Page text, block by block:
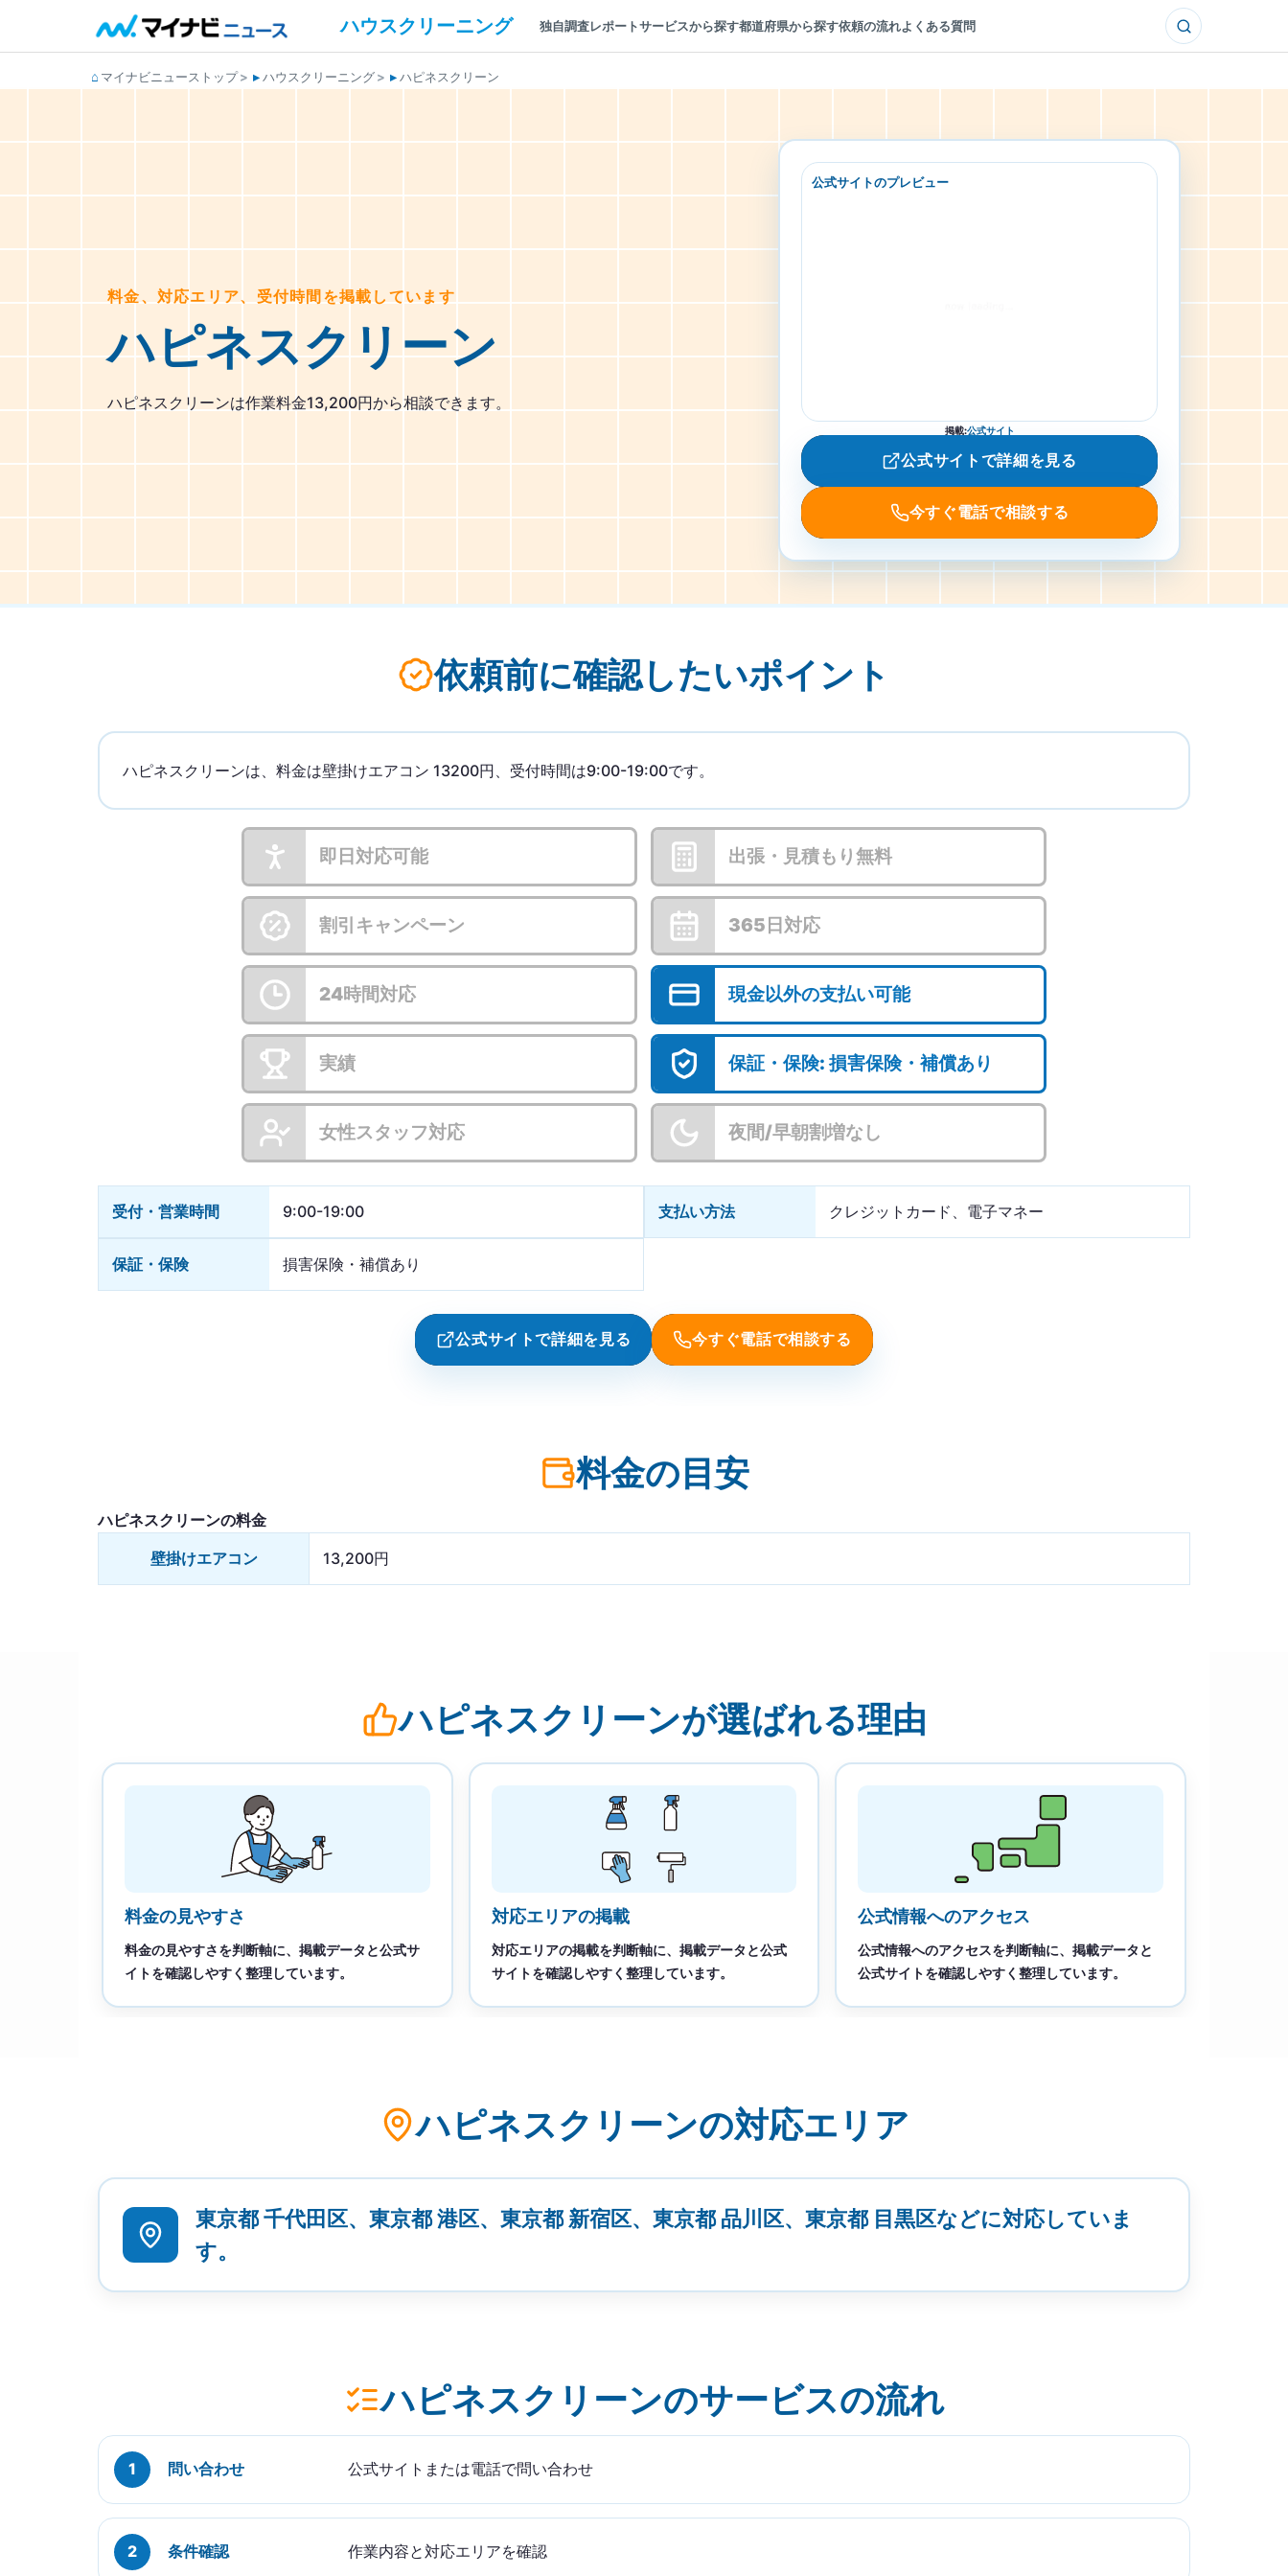
ハウスクリーニング 独自調査レポートサービスから探す都道府県から探す依頼の流れよくある質問
マイナビニューストップ ハウスクリーニング ハピネスクリーン
料金、対応エリア、受付時間を掲載しています
ハピネスクリーン
ハピネスクリーンは作業料金13,200円から相談できます。
公式サイトのプレビュー
掲載:公式サイト
公式サイトで詳細を見る
今すぐ電話で相談する
依頼前に確認したいポイント
ハピネスクリーンは、料金は壁掛けエアコン 13200円、受付時間は9:00-19:00です。
即日対応可能 出張・見積もり無料
割引キャンペーン 365日対応
24時間対応 現金以外の支払い可能
実績 保証・保険: 損害保険・補償あり
女性スタッフ対応 夜間/早朝割増なし
受付・営業時間 9:00-19:00 支払い方法 クレジットカード、電子マネー
保証・保険 損害保険・補償あり
公式サイトで詳細を見る 今すぐ電話で相談する
料金の目安
ハピネスクリーンの料金
壁掛けエアコン
13,200円
ハピネスクリーンが選ばれる理由
料金の見やすさ
料金の見やすさを判断軸に、掲載データと公式サ
イトを確認しやすく整理しています。
対応エリアの掲載
対応エリアの掲載を判断軸に、掲載データと公式
サイトを確認しやすく整理しています。
公式情報へのアクセス
公式情報へのアクセスを判断軸に、掲載データと
公式サイトを確認しやすく整理しています。
ハピネスクリーンの対応エリア
東京都 千代田区、東京都 港区、東京都 新宿区、東京都 品川区、東京都 目黒区などに対応していま
す。
ハピネスクリーンのサービスの流れ
問い合わせ 公式サイトまたは電話で問い合わせ
条件確認 作業内容と対応エリアを確認